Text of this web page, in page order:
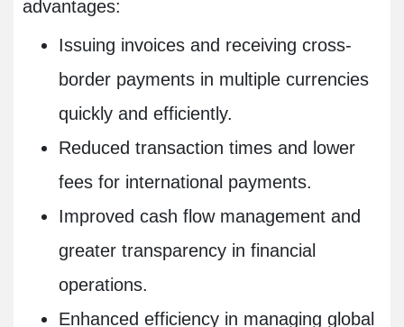
advantages:
Issuing invoices and receiving cross-
border payments in multiple currencies
quickly and efficiently.
Reduced transaction times and lower
fees for international payments.
Improved cash flow management and
greater transparency in financial
operations.
Enhanced efficiency in managing global